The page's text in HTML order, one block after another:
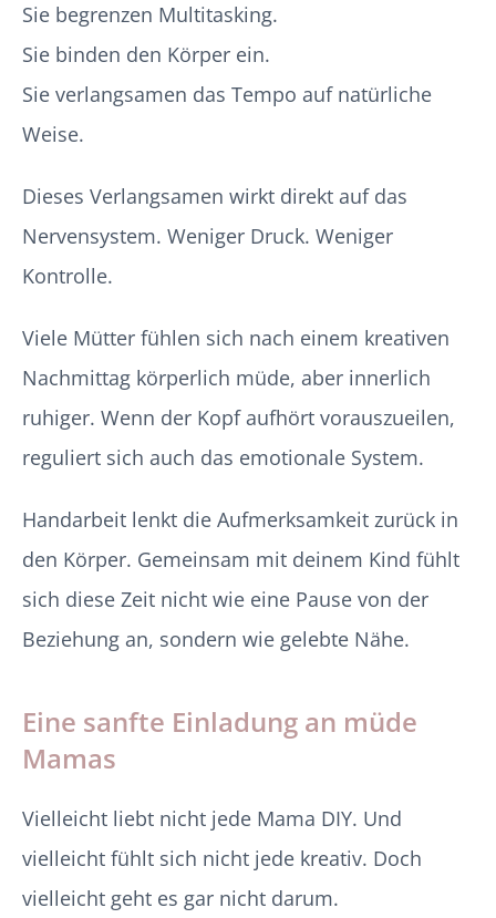
Sie begrenzen Multitasking.
Sie binden den Körper ein.
Sie verlangsamen das Tempo auf natürliche
Weise.
Dieses Verlangsamen wirkt direkt auf das
Nervensystem. Weniger Druck. Weniger
Kontrolle.
Viele Mütter fühlen sich nach einem kreativen
Nachmittag körperlich müde, aber innerlich
ruhiger. Wenn der Kopf aufhört vorauszueilen,
reguliert sich auch das emotionale System.
Handarbeit lenkt die Aufmerksamkeit zurück in
den Körper. Gemeinsam mit deinem Kind fühlt
sich diese Zeit nicht wie eine Pause von der
Beziehung an, sondern wie gelebte Nähe.
Eine sanfte Einladung an müde
Mamas
Vielleicht liebt nicht jede Mama DIY. Und
vielleicht fühlt sich nicht jede kreativ. Doch
vielleicht geht es gar nicht darum.